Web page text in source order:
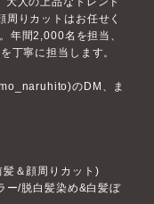
りカットはお任せく
年間2,000名を担当、
丁寧に担当します。
のDM、ま
髪＆顔周りカット)
ー/脱白髪染め&白髪ぼ